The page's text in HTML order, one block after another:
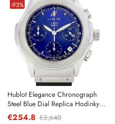
-93%
Hublot Elegance Chronograph
Steel Blue Dial Replica Hodinky
1810.1
€254.8 €3,640